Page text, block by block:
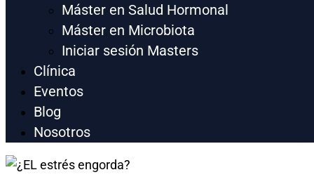
Máster en Salud Hormonal
Máster en Microbiota
Iniciar sesión Masters
Clínica
Eventos
Blog
Nosotros